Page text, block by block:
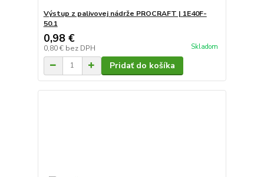
Výstup z palivovej nádrže PROCRAFT | 1E40F-
50.1
0,98 €
0,80 € bez DPH Skladom
Pridať do košíka